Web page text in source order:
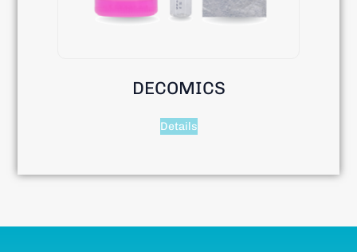
DECOMICS
Details